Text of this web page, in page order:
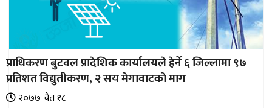
प्राधिकरण बुटवल प्रादेशिक कार्यालयले हेर्ने ६ जिल्लामा ९७
प्रतिशत विद्युतीकरण, २ सय मेगावाटकाे माग
२०७७ चैत १८